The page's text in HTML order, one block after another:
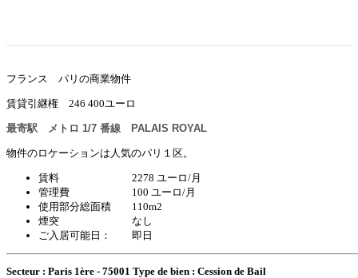
フランス パリの商業物件
賃貸引継権 246 400ユーロ
最寄駅 メトロ 1/7 番線 PALAIS ROYAL
物件のロケーションは人気のパリ１区。
賃料 2278 ユーロ/月
管理費 100 ユーロ/月
使用部分総面積 110m2
煙突 なし
ご入居可能日： 即日
Secteur : Paris 1ère - 75001 Type de bien : Cession de Bail